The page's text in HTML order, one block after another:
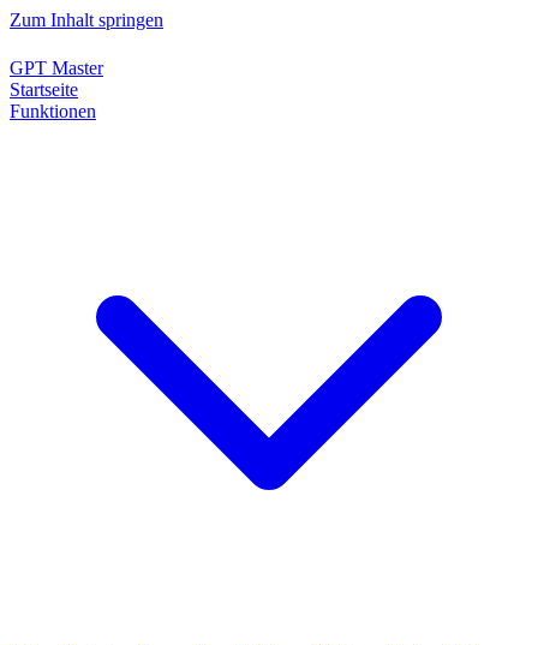
Zum Inhalt springen
GPT Master
Startseite
Funktionen